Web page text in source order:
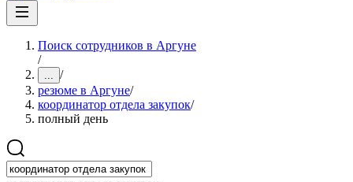
Поиск сотрудников в Аргуне
/
... /
резюме в Аргуне/
координатор отдела закупок/
полный день